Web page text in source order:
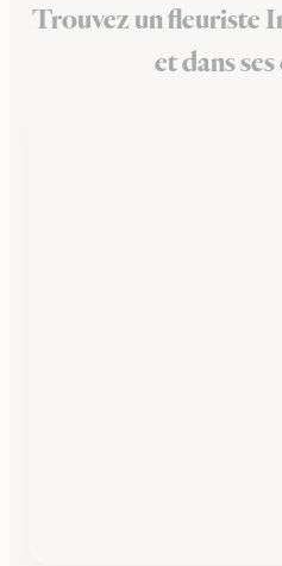
Trouvez un fleuriste
et dans